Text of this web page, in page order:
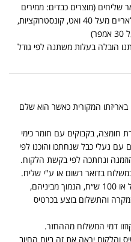
שליחים (מוצרים כבדים: ממירים
מכניים מ 3000 ואט ומעלה, פאנלים סולאריים מעל 40 ואט, קונסטרוקציות,
הובלה בעלות משתנה לפי גודל
יום מיום הקניה באריזתו המקורית כאשר הוא שלם
חומצה, בקבוקים עם חומר כימי
נעלי כבל שנחתכו והוכנו לפי
ונחתכה לפי בקשת הלקוח.
בדואר רשום או ע"י שליח.
הכסף ששולם יוחזר למעט 5% דמי ביטול או 100 ש״ח, הנמוך מביניהם,
והתשלום בוצע בכרטיס
דמי המשלוח מההחזר.
והלקוח יראה את זה ביום החיוב